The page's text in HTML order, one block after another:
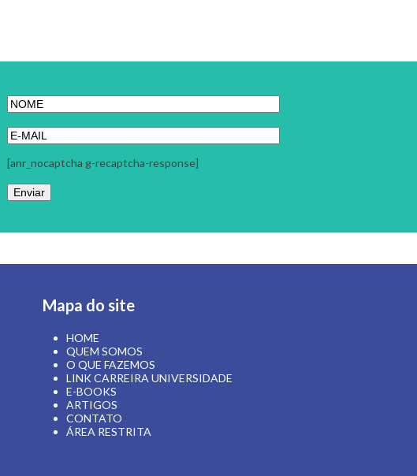
Mapa do site
HOME
QUEM SOMOS
LINK CARREIRA UNIVERSIDADE
E-BOOKS
ARTIGOS
CONTATO
ÁREA RESTRITA